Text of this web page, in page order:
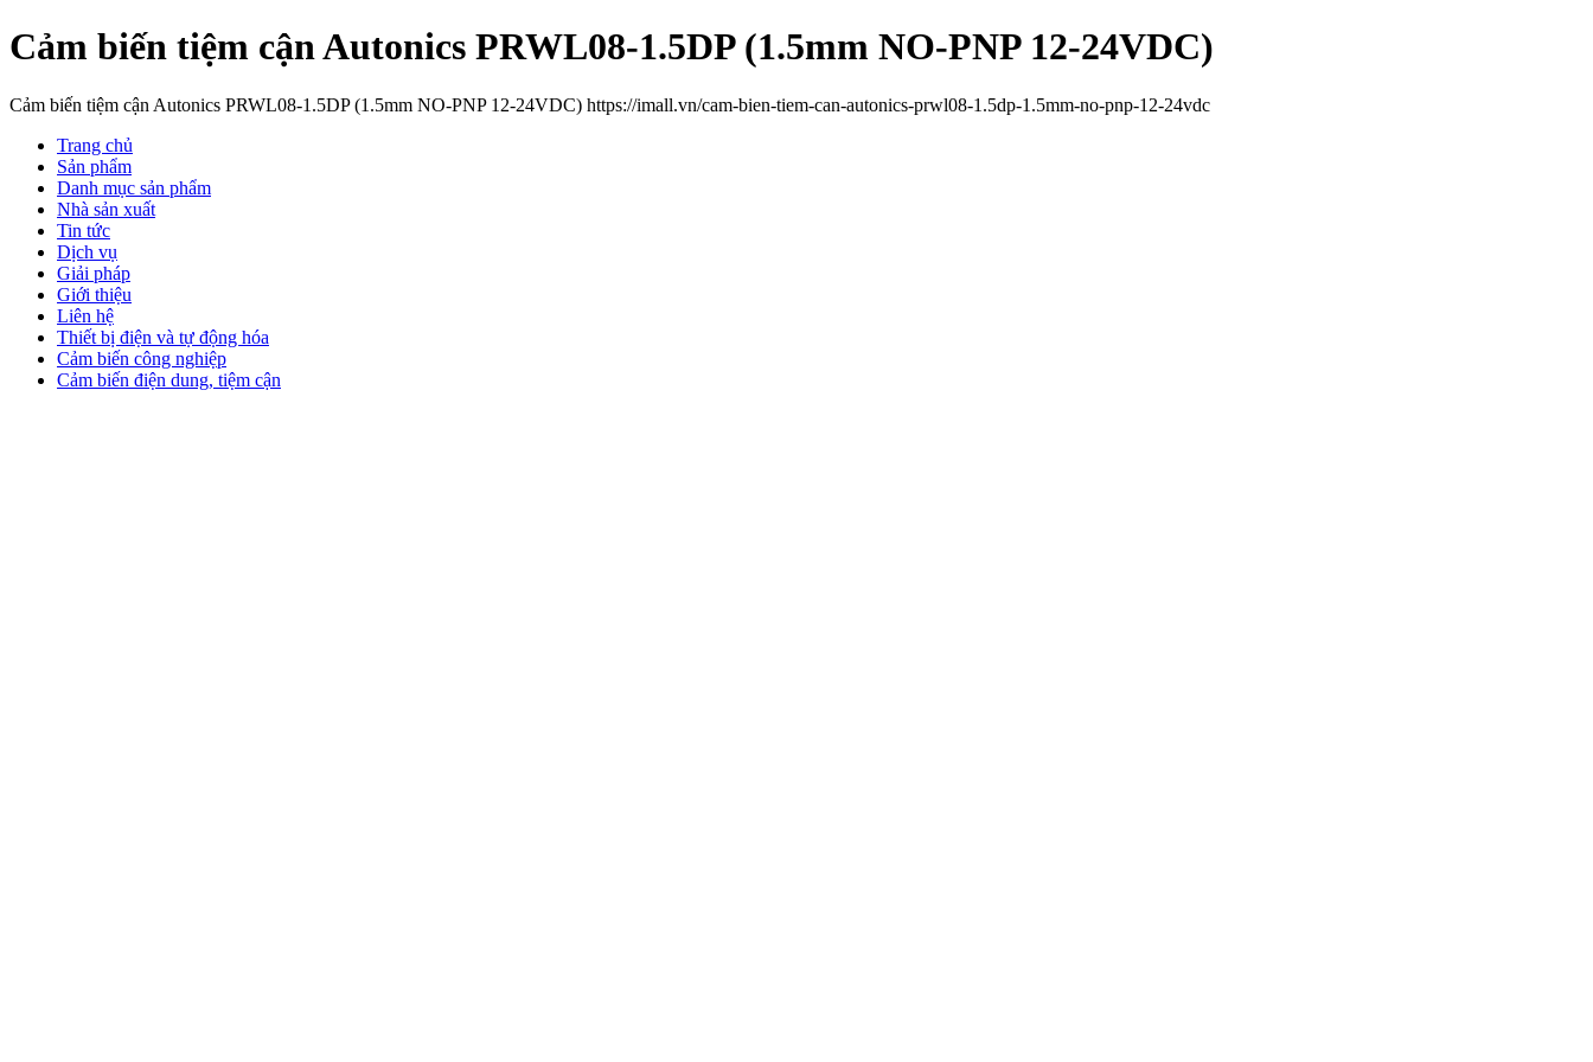
Cảm biến tiệm cận Autonics PRWL08-1.5DP (1.5mm NO-PNP 12-24VDC)
Cảm biến tiệm cận Autonics PRWL08-1.5DP (1.5mm NO-PNP 12-24VDC) https://imall.vn/cam-bien-tiem-can-autonics-prwl08-1.5dp-1.5mm-no-pnp-12-24vdc
Trang chủ
Sản phẩm
Danh mục sản phẩm
Nhà sản xuất
Tin tức
Dịch vụ
Giải pháp
Giới thiệu
Liên hệ
Thiết bị điện và tự động hóa
Cảm biến công nghiệp
Cảm biến điện dung, tiệm cận